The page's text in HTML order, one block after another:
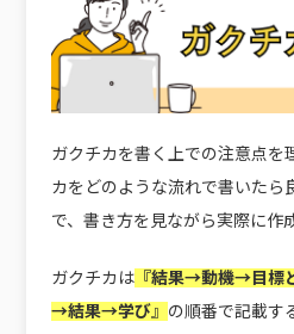
ガクチカを書く上での注意点を
カをどのような流れで書いたら
で、書き方を見ながら実際に作
ガクチカは『結果→動機→目標
→結果→学び』 の順番で記載す